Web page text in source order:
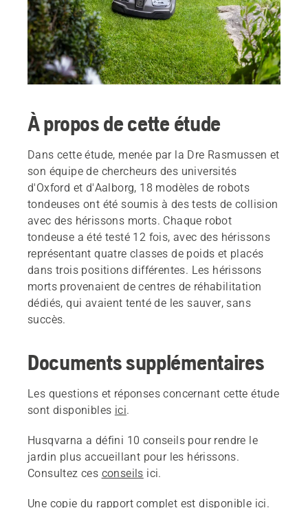
À propos de cette étude
Dans cette étude, menée par la Dre Rasmussen et
son équipe de chercheurs des universités
d'Oxford et d'Aalborg, 18 modèles de robots
tondeuses ont été soumis à des tests de collision
avec des hérissons morts. Chaque robot
tondeuse a été testé 12 fois, avec des hérissons
représentant quatre classes de poids et placés
dans trois positions différentes. Les hérissons
morts provenaient de centres de réhabilitation
dédiés, qui avaient tenté de les sauver, sans
succès.
Documents supplémentaires
Les questions et réponses concernant cette étude
sont disponibles ici.
Husqvarna a défini 10 conseils pour rendre le
jardin plus accueillant pour les hérissons.
Consultez ces conseils ici.
Une copie du rapport complet est disponible ici.